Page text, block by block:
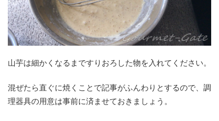
山芋は細かくなるまですりおろした物を入れてください。
混ぜたら直ぐに焼くことで記事がふんわりとするので、調
理器具の用意は事前に済ませておきましょう。